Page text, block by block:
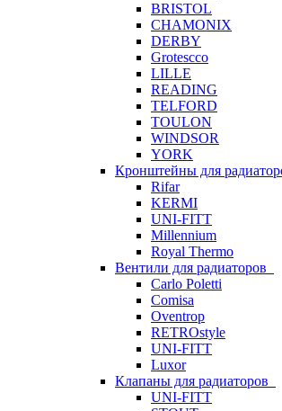
BRISTOL
CHAMONIX
DERBY
Grotescco
LILLE
READING
TELFORD
TOULON
WINDSOR
YORK
Кронштейны для
Rifar
KERMI
UNI-FITT
Millennium
Royal Thermo
Вентили для радиаторов
Carlo Poletti
Comisa
Oventrop
RETROstyle
UNI-FITT
Luxor
Клапаны для радиаторов
UNI-FITT